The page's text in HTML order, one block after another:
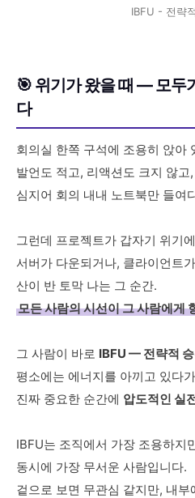
IBFU - 전략
🎯 위기가 왔을 때 — 모두
다
회의실 한쪽 구석에 조용히 앉아
발언도 적고, 리액션도 크지 않고,
심지어 회의 내내 노트북만 들여
그런데 프로젝트가 갑자기 위기
서버가 다운되거나, 클라이언트
산이 반 토막 나는 그 순간.
모든 사람의 시선이 그 사람에게
그 사람이 바로 IBFU — 전략적
평소에는 에너지를 아끼고 있다
진짜 중요한 순간에 압도적인 실
IBFU는 조직에서 가장 조용하지
동시에 가장 무서운 사람입니다.
겉으로 보면 무관심 같지만, 내부